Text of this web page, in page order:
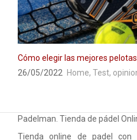
ACCESORIOS
PELOTAS PADEL
ROPA
BLOG
Cómo elegir las mejores
26/05/2022 Home, Test,
Padelman. Tienda de pádel
Tienda online de padel con